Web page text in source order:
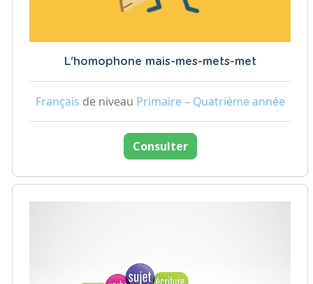
L'homophone mais-mes-mets-met
Français de niveau Primaire – Quatrième année
Consulter